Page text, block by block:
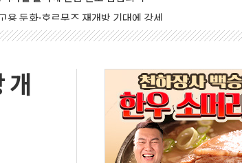
둔화·호르무즈 재개방 기대에 강세
실적 호조까지, 상승...호실적 보고 기업 상승세 뚜렷
'DGC' 임시 주총 기대감에 홀로 상한가…마진 잔액은
시장 레버리지 위험수위…숨은 차입이 더 큰 변수"
1명 중상…대응 1단계 진압 중
시간 손봐야, 경쟁상대 中과 비교해야"
지역과 함께하는 '선봉'의 대민 봉사
개